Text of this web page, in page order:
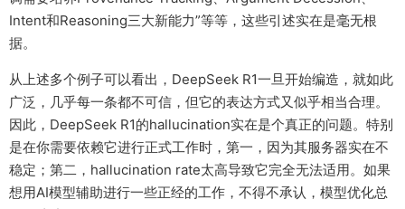
Intent和Reasoning三大新能力”等等，这些引述实在是毫无根
据。
从上述多个例子可以看出，DeepSeek R1一旦开始编造，就如此
广泛，几乎每一条都不可信，但它的表达方式又似乎相当合理。
因此，DeepSeek R1的hallucination实在是个真正的问题。特别
是在你需要依赖它进行正式工作时，第一，因为其服务器实在不
稳定；第二，hallucination rate太高导致它完全无法适用。如果
想用AI模型辅助进行一些正经的工作，不得不承认，模型优化总